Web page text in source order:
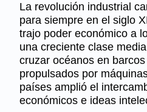
La revolución industrial
para siempre en el siglo
trajo poder económico a
una creciente clase
cruzar océanos en
propulsados por
países amplió el
económicos e ideas